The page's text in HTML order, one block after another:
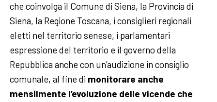
che coinvolga il Comune di Siena, la Provincia di
Siena, la Regione Toscana, i consiglieri regionali
eletti nel territorio senese, i parlamentari
espressione del territorio e il governo della
Repubblica anche con un’audizione in consiglio
comunale, al fine di monitorare anche
mensilmente l’evoluzione delle vicende che